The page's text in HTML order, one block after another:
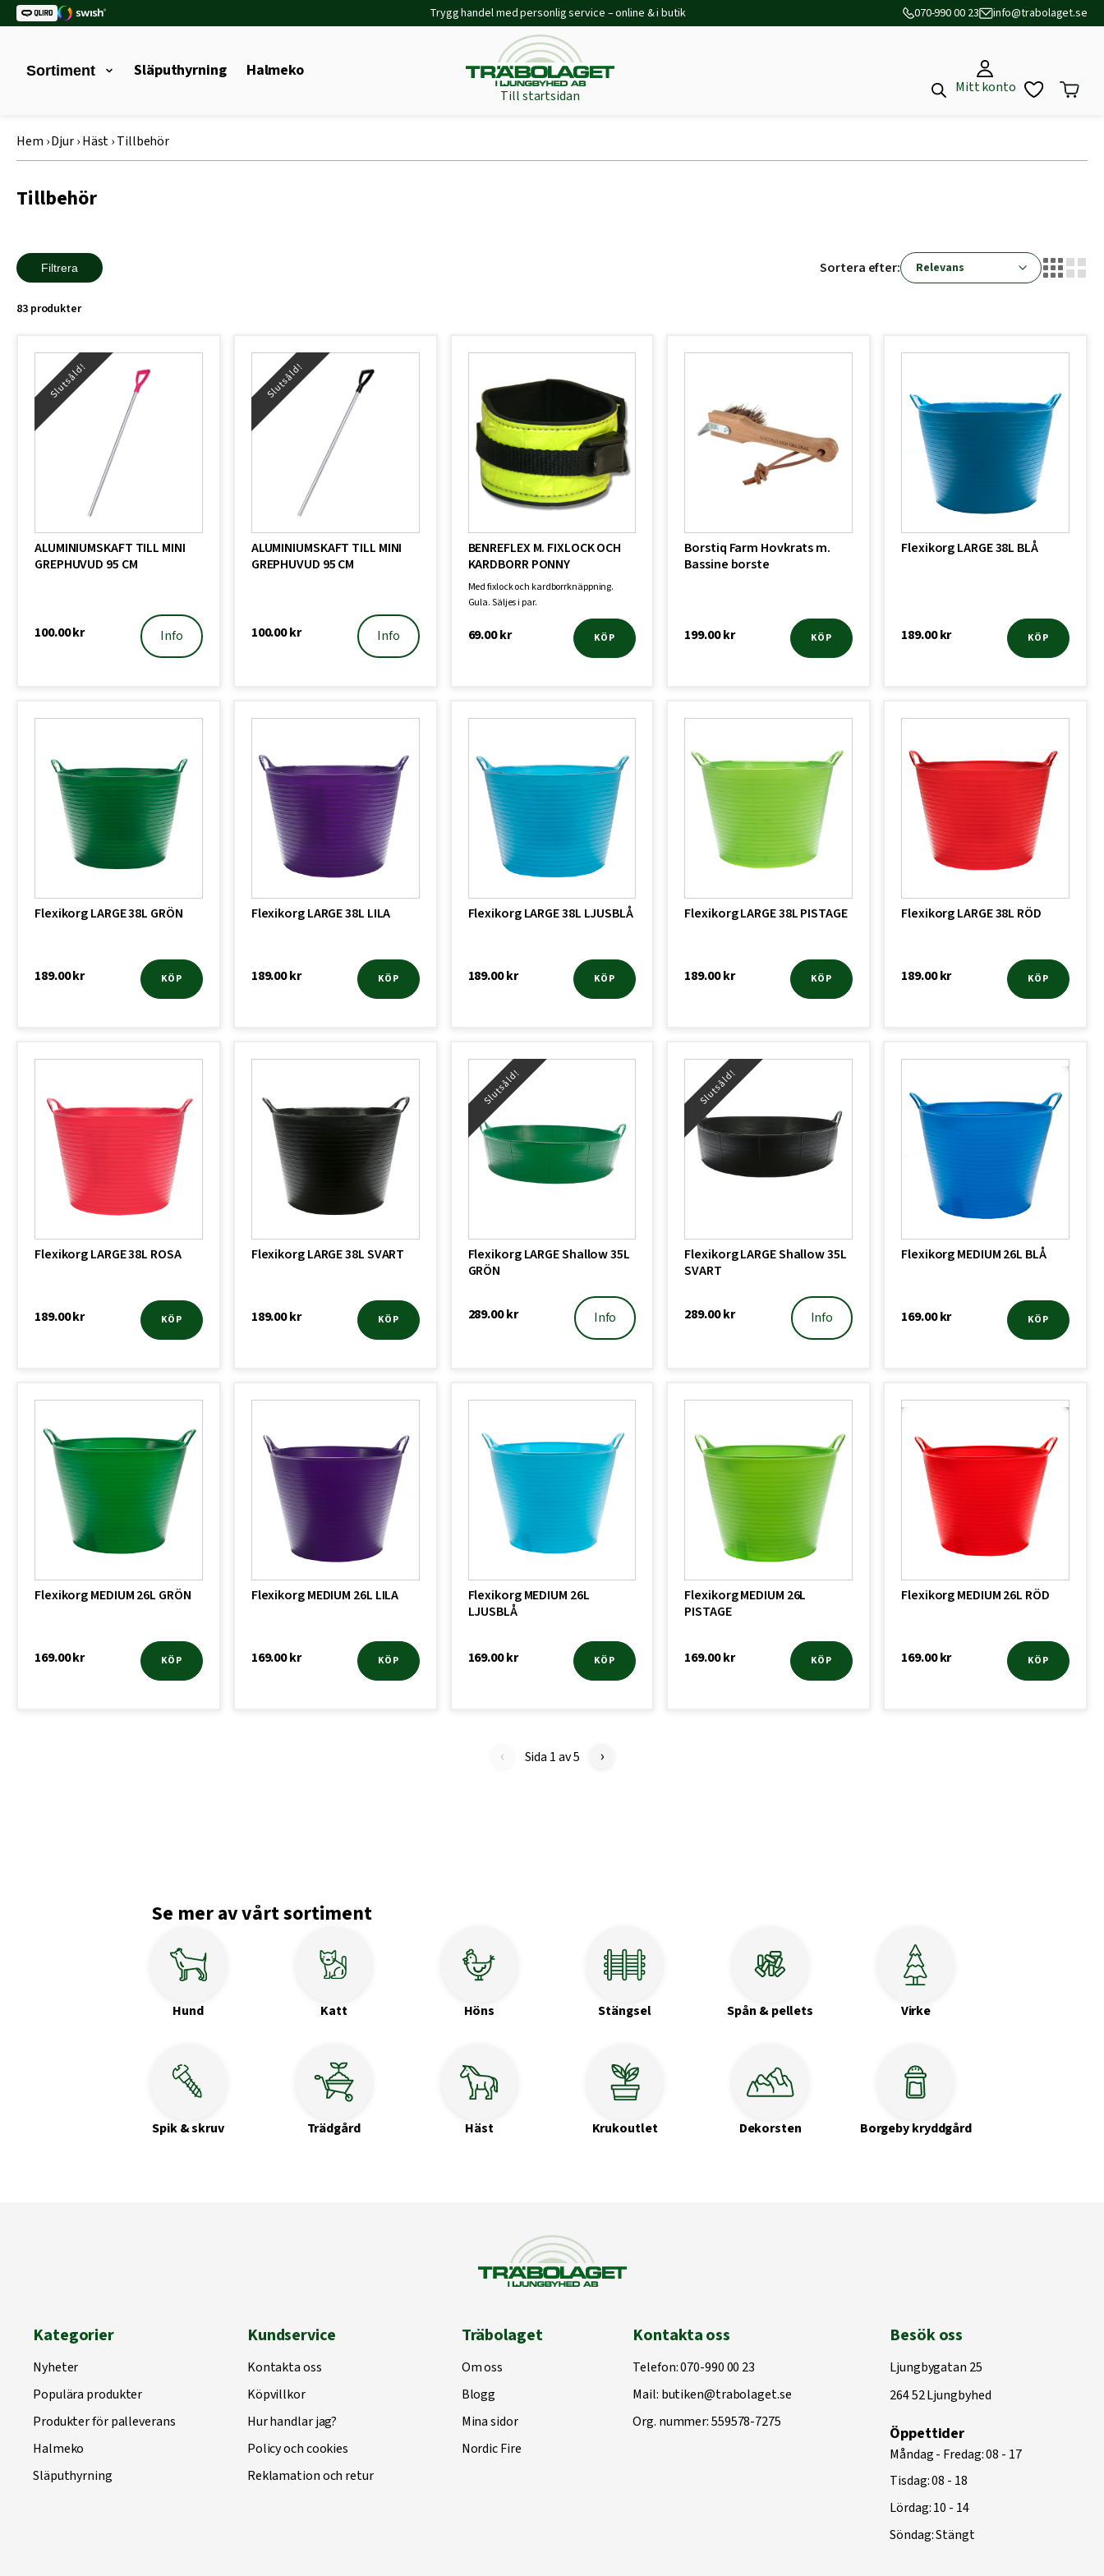
Trygg handel med personlig service – online & i butik 070-990 00 23 info@trabolaget.se
Sortiment Släputhyrning Halmeko
Till startsidan
Mitt konto
Hem ›Djur›Häst›Tillbehör
Tillbehör
Filtrera Sortera efter:
83 produkter
Slutsåld!
ALUMINIUMSKAFT TILL MINI
GREPHUVUD 95 CM
100.00kr Info
Slutsåld!
ALUMINIUMSKAFT TILL MINI
GREPHUVUD 95 CM
100.00kr Info
BENREFLEX M. FIXLOCK OCH
KARDBORR PONNY
Med fixlock och kardborrknäppning.
Gula. Säljes i par.
69.00kr KÖP
Borstiq Farm Hovkrats m.
Bassine borste
199.00kr KÖP
Flexikorg LARGE 38L BLÅ
189.00kr KÖP
Flexikorg LARGE 38L GRÖN
189.00kr KÖP
Flexikorg LARGE 38L LILA
189.00kr KÖP
Flexikorg LARGE 38L LJUSBLÅ
189.00kr KÖP
Flexikorg LARGE 38L PISTAGE
189.00kr KÖP
Flexikorg LARGE 38L RÖD
189.00kr KÖP
Flexikorg LARGE 38L ROSA
189.00kr KÖP
Flexikorg LARGE 38L SVART
189.00kr KÖP
Slutsåld!
Flexikorg LARGE Shallow 35L
GRÖN
289.00kr Info
Slutsåld!
Flexikorg LARGE Shallow 35L
SVART
289.00kr Info
Flexikorg MEDIUM 26L BLÅ
169.00kr KÖP
Flexikorg MEDIUM 26L GRÖN
169.00kr KÖP
Flexikorg MEDIUM 26L LILA
169.00kr KÖP
Flexikorg MEDIUM 26L
LJUSBLÅ
169.00kr KÖP
Flexikorg MEDIUM 26L
PISTAGE
169.00kr KÖP
Flexikorg MEDIUM 26L RÖD
169.00kr KÖP
‹ Sida 1 av 5 ›
Se mer av vårt sortiment
Hund Katt Höns Stängsel Spån & pellets Virke
Spik & skruv Trädgård Häst Krukoutlet Dekorsten Borgeby kryddgård
Kategorier
Nyheter
Populära produkter
Produkter för palleverans
Halmeko
Släputhyrning
Kundservice
Kontakta oss
Köpvillkor
Hur handlar jag?
Policy och cookies
Reklamation och retur
Träbolaget
Om oss
Blogg
Mina sidor
Nordic Fire
Kontakta oss
Telefon:070-990 00 23
Mail: butiken@trabolaget.se
Org. nummer: 559578-7275
Besök oss
Ljungbygatan 25
264 52 Ljungbyhed
Öppettider
Måndag - Fredag: 08 - 17
Tisdag: 08 - 18
Lördag: 10 - 14
Söndag: Stängt